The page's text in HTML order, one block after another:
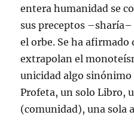
entera humanidad se
sus preceptos
el orbe. Se ha afirmado
extrapolan el
unicidad algo sinónimo
Profeta, un solo Libro,
(comunidad), una sola